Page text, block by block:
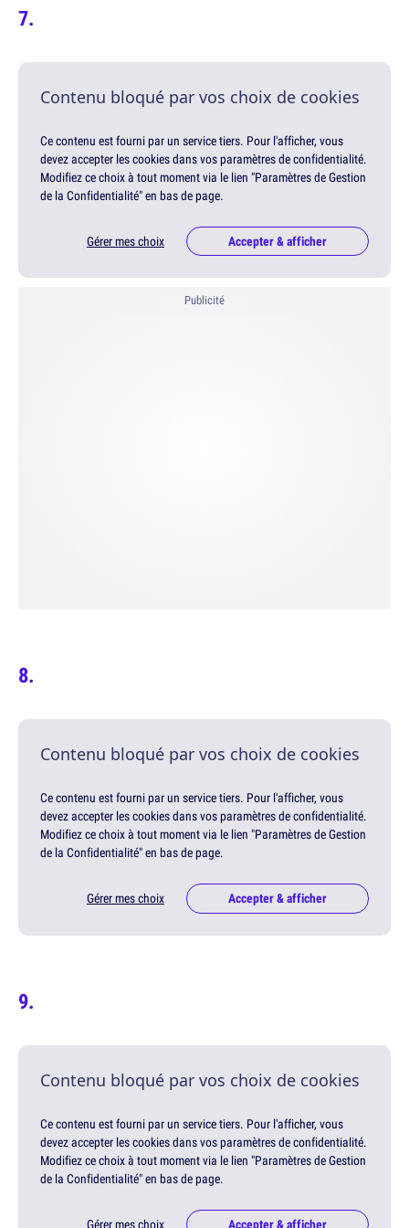
Contenu bloqué par vos choix de cookies
Ce contenu est fourni par un service tiers. Pour l'afficher, vous
devez accepter les cookies dans vos paramètres de confidentialité.
Modifiez ce choix à tout moment via le lien "Paramètres de Gestion
de la Confidentialité" en bas de page.
Gérer mes choix Accepter & afficher
Publicité
Contenu bloqué par vos choix de cookies
Ce contenu est fourni par un service tiers. Pour l'afficher, vous
devez accepter les cookies dans vos paramètres de confidentialité.
Modifiez ce choix à tout moment via le lien "Paramètres de Gestion
de la Confidentialité" en bas de page.
Gérer mes choix Accepter & afficher
Contenu bloqué par vos choix de cookies
Ce contenu est fourni par un service tiers. Pour l'afficher, vous
devez accepter les cookies dans vos paramètres de confidentialité.
Modifiez ce choix à tout moment via le lien "Paramètres de Gestion
de la Confidentialité" en bas de page.
Gérer mes choix Accepter & afficher